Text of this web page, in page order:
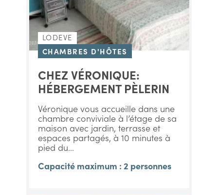
LODEVE
CHAMBRES D'HÔTES
CHEZ VÉRONIQUE:
HÉBERGEMENT PÈLERIN
Véronique vous accueille dans une
chambre conviviale à l’étage de sa
maison avec jardin, terrasse et
espaces partagés, à 10 minutes à
pied du...
Capacité maximum : 2 personnes